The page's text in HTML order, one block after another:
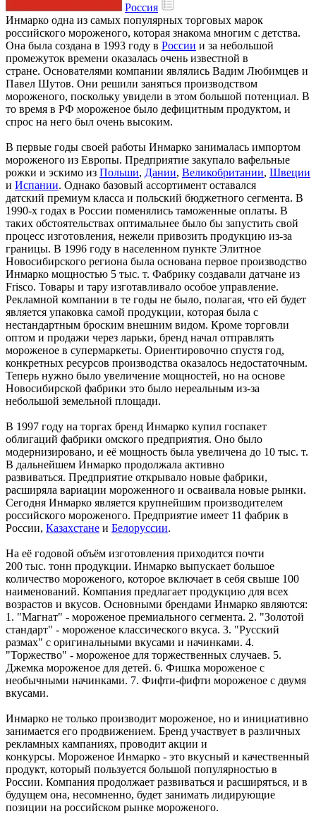
Россия
Инмарко одна из самых популярных торговых марок
российского мороженого, которая знакома многим с детства.
Она была создана в 1993 году в России и за небольшой
промежуток времени оказалась очень известной в
стране. Основателями компании являлись Вадим Любимцев и
Павел Шутов. Они решили заняться производством
мороженого, поскольку увидели в этом большой потенциал. В
то время в РФ мороженое было дефицитным продуктом, и
спрос на него был очень высоким.
В первые годы своей работы Инмарко занималась импортом
мороженого из Европы. Предприятие закупало вафельные
рожки и эскимо из Польши, Дании, Великобритании, Швеции
и Испании. Однако базовый ассортимент оставался
датский премиум класса и польский бюджетного сегмента. В
1990-х годах в России поменялись таможенные оплаты. В
таких обстоятельствах оптимальнее было бы запустить свой
процесс изготовления, нежели привозить продукцию из-за
границы. В 1996 году в населенном пункте Элитное
Новосибирского региона была основана первое производство
Инмарко мощностью 5 тыс. т. Фабрику создавали датчане из
Frisco. Товары и тару изготавливало особое управление.
Рекламной компании в те годы не было, полагая, что ей будет
является упаковка самой продукции, которая была с
нестандартным броским внешним видом. Кроме торговли
оптом и продажи через ларьки, бренд начал отправлять
мороженое в супермаркеты. Ориентировочно спустя год,
конкретных ресурсов производства оказалось недостаточным.
Теперь нужно было увеличение мощностей, но на основе
Новосибирской фабрики это было нереальным из-за
небольшой земельной площади.
В 1997 году на торгах бренд Инмарко купил госпакет
облигаций фабрики омского предприятия. Оно было
модернизировано, и её мощность была увеличена до 10 тыс. т.
В дальнейшем Инмарко продолжала активно
развиваться. Предприятие открывало новые фабрики,
расширяла вариации мороженного и осваивала новые рынки.
Сегодня Инмарко является крупнейшим производителем
российского мороженого. Предприятие имеет 11 фабрик в
России, Казахстане и Белоруссии.
На её годовой объём изготовления приходится почти
200 тыс. тонн продукции. Инмарко выпускает большое
количество мороженого, которое включает в себя свыше 100
наименований. Компания предлагает продукцию для всех
возрастов и вкусов. Основными брендами Инмарко являются:
1. "Магнат" - мороженое премиального сегмента. 2. "Золотой
стандарт" - мороженое классического вкуса. 3. "Русский
размах" с оригинальными вкусами и начинками. 4.
"Торжество" - мороженое для торжественных случаев. 5.
Джемка мороженое для детей. 6. Фишка мороженое с
необычными начинками. 7. Фифти-фифти мороженое с двумя
вкусами.
Инмарко не только производит мороженое, но и инициативно
занимается его продвижением. Бренд участвует в различных
рекламных кампаниях, проводит акции и
конкурсы. Мороженое Инмарко - это вкусный и качественный
продукт, который пользуется большой популярностью в
России. Компания продолжает развиваться и расширяться, и в
будущем она, несомненно, будет занимать лидирующие
позиции на российском рынке мороженого.